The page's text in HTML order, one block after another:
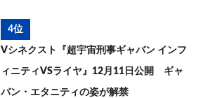
4位
Vシネクスト『超宇宙刑事ギャバン インフ
ィニティVSライヤ』12月11日公開 ギャ
バン・エタニティの姿が解禁